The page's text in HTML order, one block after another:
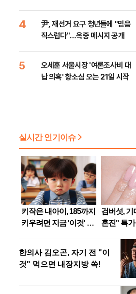
4
尹, 재선거 요구 청년들에 "믿음
직스럽다"…옥중 메시지 공개
5
오세훈 서울시장 '여론조사비 대
납 의혹' 항소심 오는 21일 시작